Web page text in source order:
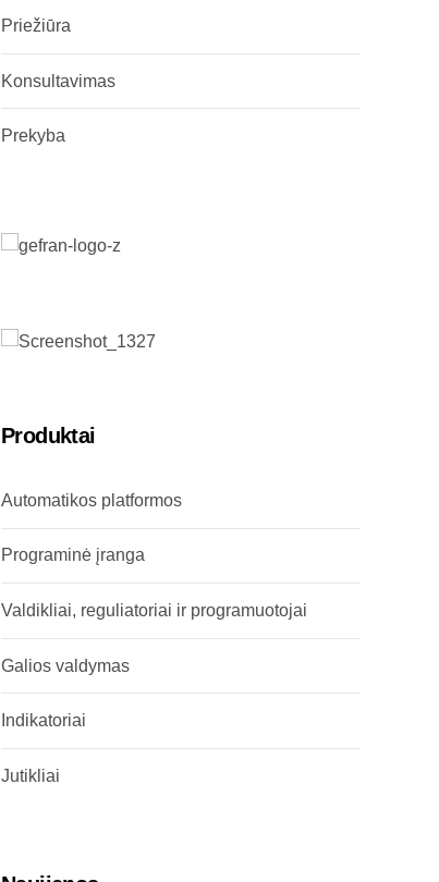
Priežiūra
Konsultavimas
Prekyba
Produktai
Automatikos platformos
Programinė įranga
Valdikliai, reguliatoriai ir programuotojai
Galios valdymas
Indikatoriai
Jutikliai